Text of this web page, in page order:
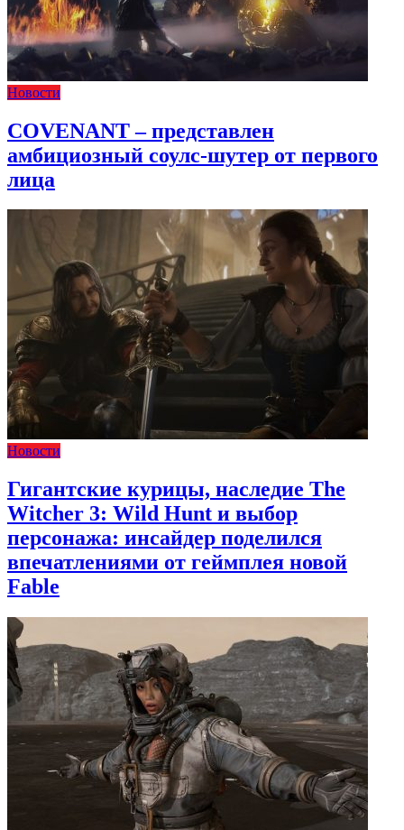
Новости
COVENANT – представлен
амбициозный соулс-шутер от первого
лица
Новости
Гигантские курицы, наследие The
Witcher 3: Wild Hunt и выбор
персонажа: инсайдер поделился
впечатлениями от геймплея новой
Fable